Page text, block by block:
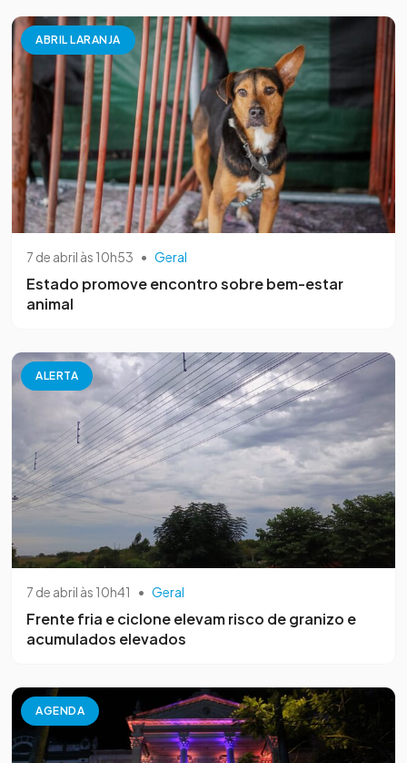
ABRIL LARANJA
7 de abril às 10h53 • Geral
Estado promove encontro sobre bem-estar
animal
ALERTA
7 de abril às 10h41 • Geral
Frente fria e ciclone elevam risco de granizo e
acumulados elevados
AGENDA